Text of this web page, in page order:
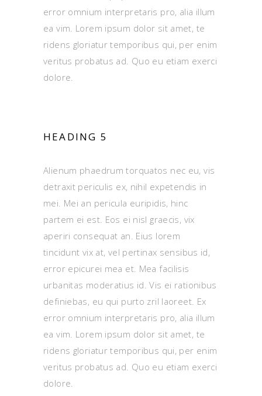
error omnium interpretaris pro, alia illum
ea vim. Lorem ipsum dolor sit amet, te
ridens gloriatur temporibus qui, per enim
veritus probatus ad. Quo eu etiam exerci
dolore.
HEADING 5
Alienum phaedrum torquatos nec eu, vis
detraxit periculis ex, nihil expetendis in
mei. Mei an pericula euripidis, hinc
partem ei est. Eos ei nisl graecis, vix
aperiri consequat an. Eius lorem
tincidunt vix at, vel pertinax sensibus id,
error epicurei mea et. Mea facilisis
urbanitas moderatius id. Vis ei rationibus
definiebas, eu qui purto zril laoreet. Ex
error omnium interpretaris pro, alia illum
ea vim. Lorem ipsum dolor sit amet, te
ridens gloriatur temporibus qui, per enim
veritus probatus ad. Quo eu etiam exerci
dolore.